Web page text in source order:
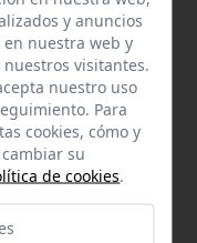
del teléfono
y anuncios
nuestra web y
visitantes.
nuestro uso
Para
cookies, cómo y
su
de cookies.